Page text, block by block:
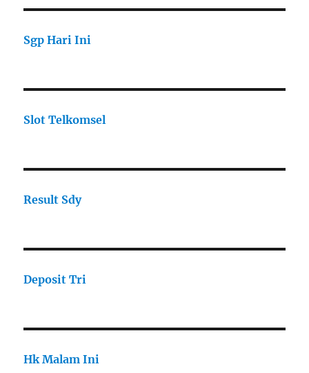
Sgp Hari Ini
Slot Telkomsel
Result Sdy
Deposit Tri
Hk Malam Ini